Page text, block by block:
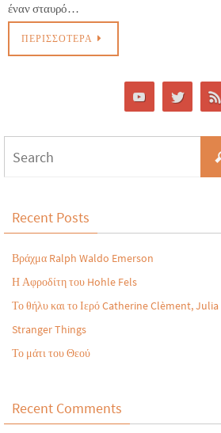
έναν σταυρό…
ΠΕΡΙΣΣΌΤΕΡΑ
Recent Posts
Βράχμα Ralph Waldo Emerson
Η Αφροδίτη του Hohle Fels
Το θήλυ και το Ιερό Catherine Clèment,
Stranger Things
Το μάτι του Θεού
Recent Comments